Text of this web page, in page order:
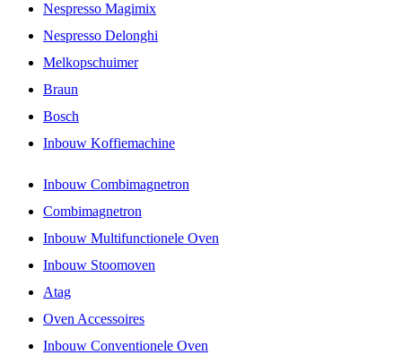
Nespresso Magimix
Nespresso Delonghi
Melkopschuimer
Braun
Bosch
Inbouw Koffiemachine
Inbouw Combimagnetron
Combimagnetron
Inbouw Multifunctionele Oven
Inbouw Stoomoven
Atag
Oven Accessoires
Inbouw Conventionele Oven